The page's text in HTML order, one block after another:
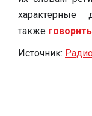
характерные
также
Источник: